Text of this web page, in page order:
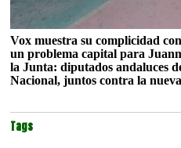
Vox muestra su complicidad
un problema capital para
la Junta: diputados andaluces
Nacional, juntos contra la
Tags